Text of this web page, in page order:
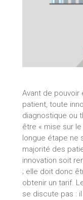
Avant de
patient, toute
diagnostique ou
être « mise sur
longue étape ne
majorité des
innovation soit
; elle doit donc
obtenir un tarif.
se discute pas :